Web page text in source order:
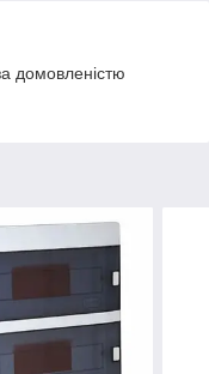
домовленістю